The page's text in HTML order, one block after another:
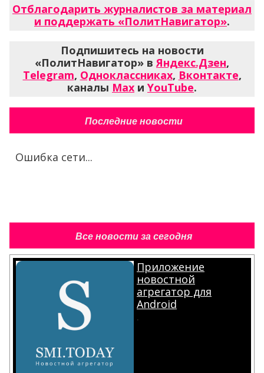
Отблагодарить журналистов за материал
и поддержать «ПолитНавигатор».
Подпишитесь на новости
«ПолитНавигатор» вЯндекс.Дзен,
Telegram, Одноклассниках, Вконтакте,
каналы Max и YouTube.
Последние новости
Ошибка сети...
Все новости за сегодня
Приложение
новостной
агрегатор для
Android
.